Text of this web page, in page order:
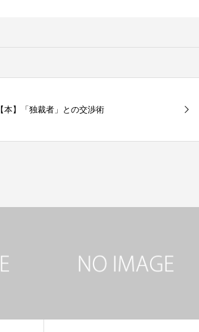
【本】「独裁者」との交渉術